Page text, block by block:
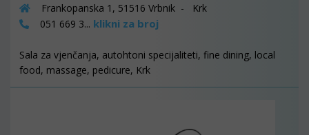
Frankopanska 1, 51516 Vrbnik - Krk
051 669 3... klikni za broj
Sala za vjenčanja, autohtoni specijaliteti, fine dining, local
food, massage, pedicure, Krk